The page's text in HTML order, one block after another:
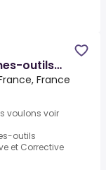
outils
France
voulons voir
outils
et Corrective